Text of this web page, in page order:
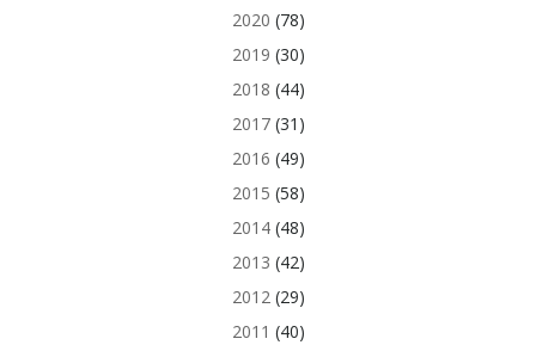
2020 (78)
2019 (30)
2018 (44)
2017(31)
2016 (49)
2015 (58)
2014(48)
2013 (42)
2012(29)
2011 (40)